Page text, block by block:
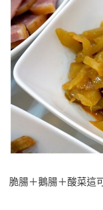
脆腸＋鵝腸＋酸菜這